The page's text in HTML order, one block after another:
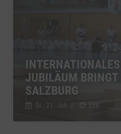
JUBILÄUM BRINGT
SALZBURG
Di., 21. Juli // 256